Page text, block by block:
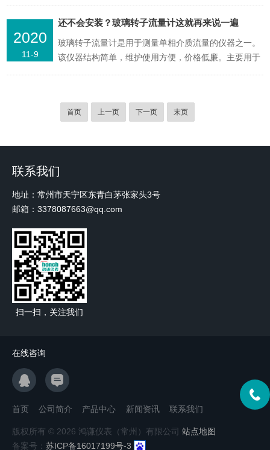
出来。那么它为什么能在行业广泛应用呢？1、转子流
施...
2020
11-9
还不会安装？玻璃转子流量计这就再来说一遍
玻璃转子流量计是用于测量单相介质流量的仪器之一。
该仪器结构简单，维护使用方便，价格低廉。主要用于
安装注意事项我们已经说过很多次了，还没学会，那
就...首页 上一页 下一页 末页
联系我们
地址：常州市天宁区东青白茅张家头3号
邮箱：3378087663@qq.com
扫一扫，关注我们
在线咨询
首页 公司简介 产品中心 新闻资讯 联系我们
版权所有 © 2026 鸿谦仪表（常州）有限公司 站点地图
备案号： 苏ICP备16017199号-3